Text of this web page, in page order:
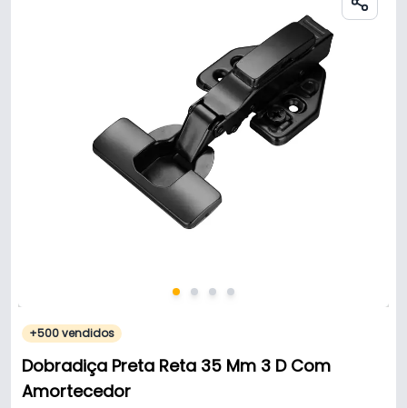
+500 vendidos
Dobradiça Preta Reta 35 Mm 3 D Com
Amortecedor